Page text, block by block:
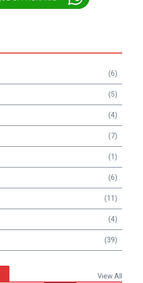
(6)
(5)
(4)
(7)
(1)
(6)
(11)
(4)
(39)
View All